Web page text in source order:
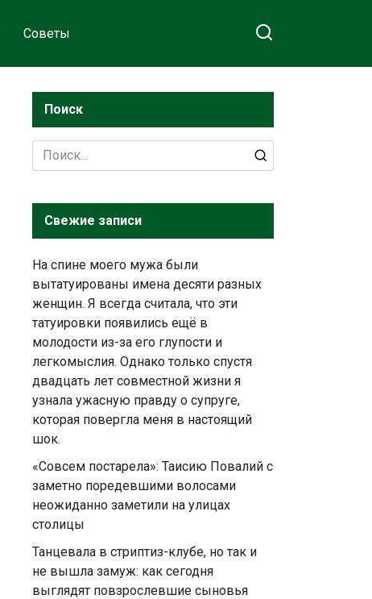
Советы
Поиск
Search
for:
Свежие записи
На спине моего мужа были
вытатуированы имена десяти разных
женщин. Я всегда считала, что эти
татуировки появились ещё в
молодости из-за его глупости и
легкомыслия. Однако только спустя
двадцать лет совместной жизни я
узнала ужасную правду о супруге,
которая повергла меня в настоящий
шок.
«Совсем постарела»: Таисию Повалий с
заметно поредевшими волосами
неожиданно заметили на улицах
столицы
Танцевала в стриптиз-клубе, но так и
не вышла замуж: как сегодня
выглядят повзрослевшие сыновья